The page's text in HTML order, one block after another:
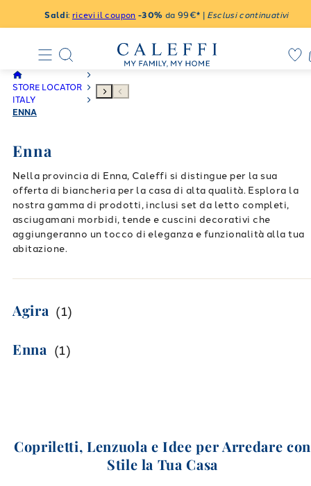
Saldi: ricevi il coupon -30% da 99€* | Esclusi continuativi
STORE LOCATOR
ITALY
ENNA
Enna
Nella provincia di Enna, Caleffi si distingue per la sua
offerta di biancheria per la casa di alta qualità. Esplora la
nostra gamma di prodotti, inclusi set da letto completi,
asciugamani morbidi, tende e cuscini decorativi che
aggiungeranno un tocco di eleganza e funzionalità alla tua
abitazione.
Agira (1)
Enna (1)
Copriletti, Lenzuola e Idee per Arredare con
Stile la Tua Casa